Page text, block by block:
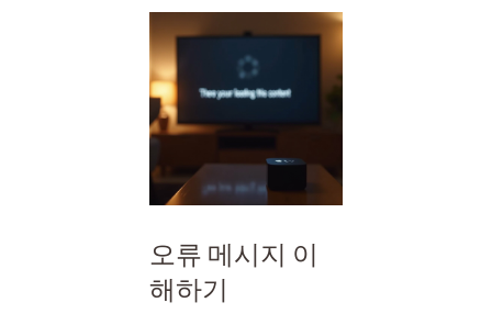
오류 메시지 이
해하기